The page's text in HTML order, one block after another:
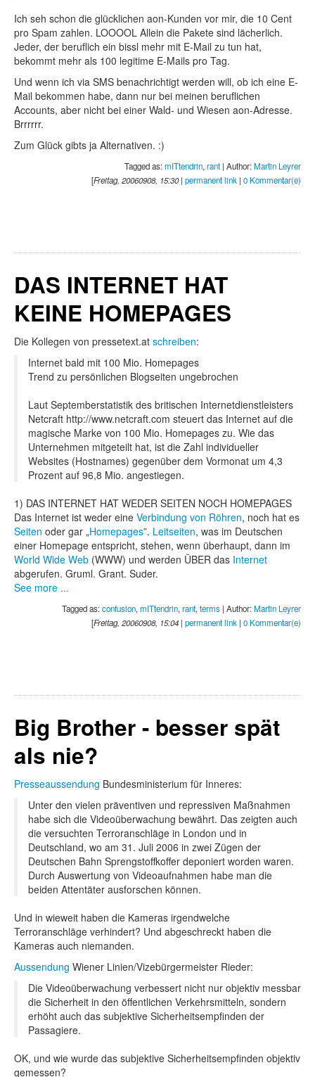
Ich seh schon die glücklichen aon-Kunden vor mir, die 10 Cent
pro Spam zahlen. LOOOOL Allein die Pakete sind lächerlich.
Jeder, der beruflich ein bissl mehr mit E-Mail zu tun hat,
bekommt mehr als 100 legitime E-Mails pro Tag.
Und wenn ich via SMS benachrichtigt werden will, ob ich eine E-
Mail bekommen habe, dann nur bei meinen beruflichen
Accounts, aber nicht bei einer Wald- und Wiesen aon-Adresse.
Brrrrrr.
Zum Glück gibts ja Alternativen. :)
Tagged as:mITtendrin,rant | Author:Martin Leyrer
[Freitag, 20060908, 15:30| permanent link | 0 Kommentar(e)
DAS INTERNET HAT
KEINE HOMEPAGES
Die Kollegen von pressetext.at schreiben:
Internet bald mit 100 Mio. Homepages
Trend zu persönlichen Blogseiten ungebrochen
Laut Septemberstatistik des britischen Internetdienstleisters
Netcraft http://www.netcraft.com steuert das Internet auf die
magische Marke von 100 Mio. Homepages zu. Wie das
Unternehmen mitgeteilt hat, ist die Zahl individueller
Websites (Hostnames) gegenüber dem Vormonat um 4,3
Prozent auf 96,8 Mio. angestiegen.
1) DAS INTERNET HAT WEDER SEITEN NOCH HOMEPAGES
Das Internet ist weder eine Verbindung von Röhren, noch hat es
Seiten oder gar „Homepages”. Leitseiten, was im Deutschen
einer Homepage entspricht, stehen, wenn überhaupt, dann im
World Wide Web (WWW) und werden ÜBER das Internet
abgerufen. Gruml. Grant. Suder.
See more ...
Tagged as:confusion,mITtendrin,rant,terms | Author:Martin Leyrer
[Freitag, 20060908, 15:04 | permanent link | 0 Kommentar(e)
Big Brother - besser spät
als nie?
Presseaussendung Bundesministerium für Inneres:
Unter den vielen präventiven und repressiven Maßnahmen
habe sich die Videoüberwachung bewährt. Das zeigten auch
die versuchten Terroranschläge in London und in
Deutschland, wo am 31. Juli 2006 in zwei Zügen der
Deutschen Bahn Sprengstoffkoffer deponiert worden waren.
Durch Auswertung von Videoaufnahmen habe man die
beiden Attentäter ausforschen können.
Und in wieweit haben die Kameras irgendwelche
Terroranschläge verhindert? Und abgeschreckt haben die
Kameras auch niemanden.
Aussendung Wiener Linien/Vizebürgermeister Rieder:
Die Videoüberwachung verbessert nicht nur objektiv messbar
die Sicherheit in den öffentlichen Verkehrsmitteln, sondern
erhöht auch das subjektive Sicherheitsempfinden der
Passagiere.
OK, und wie wurde das subjektive Sicherheitsempfinden objektiv
gemessen?